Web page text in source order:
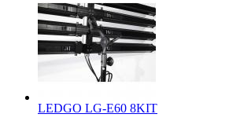
LEDGO LG-E60 8KIT